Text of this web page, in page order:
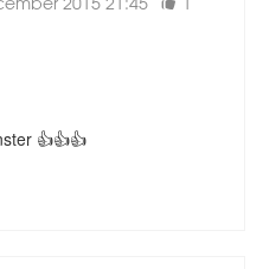
👍👍👍